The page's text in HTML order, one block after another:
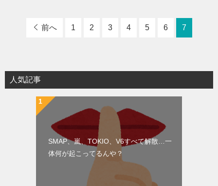
前へ 1 2 3 4 5 6 7
人気記事
SMAP、嵐、TOKIO、V6すべて解散…一
体何が起こってるんや？